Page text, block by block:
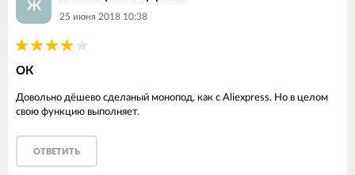
Ж
25 июня 2018 10:38
ОК
Довольно дёшево сделаный монопод, как с Aliexpress. Но в целом
свою функцию выполняет.
ОТВЕТИТЬ